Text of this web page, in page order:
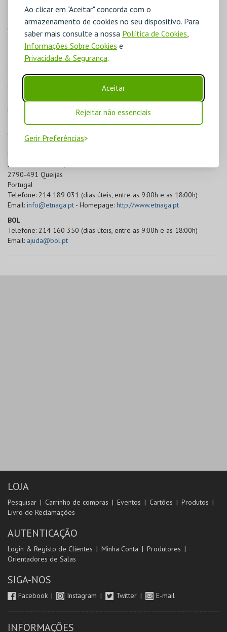
Ao clicar em "Aceitar" concorda com o
armazenamento de cookies no seu dispositivo. Para
saber mais consulte a nossa Política de Cookies,
Informações Sobre Cookies e
Privacidade & Segurança.
Aceitar
Rejeitar não essenciais
Gerir Preferências
dispõe.
AOS PRESTADORES DE SERVIÇOS
O aumento do âmbito dos serviços prestados por qualquer
estabelecimento é reconhecido como uma mais-valia para os seus
clientes que encontram no mesmo espaço a oportunidade de
satisfazer várias necessidades.
A
dispõe de serviços que podem ajudá-lo a diversificar a gama
Para mais informações, contacte-nos eminfo@bol.pt
A EMPRESA
Etnaga, Consultores Sistemas de Informação, Lda.
Nº Contribuinte: 502669730
Rua Cesário Verde, 35-E
2790-491 Queijas
Portugal
Telefone: 214 189 031 (dias úteis, entre as 9:00h e as 18:00h)
Email: info@etnaga.pt - Homepage: http://www.etnaga.pt
BOL
Telefone: 214 160 350 (dias úteis, entre as 9:00h e as 18:00h)
Email: ajuda@bol.pt
LOJA
Pesquisar Carrinho de compras Eventos Cartões
Produtos
Livro de Reclamações
AUTENTICAÇÃO
Login & Registo de Clientes Minha Conta
Produtores
Orientadores de Salas
SIGA-NOS
Facebook Instagram Twitter E-mail
INFORMAÇÕES